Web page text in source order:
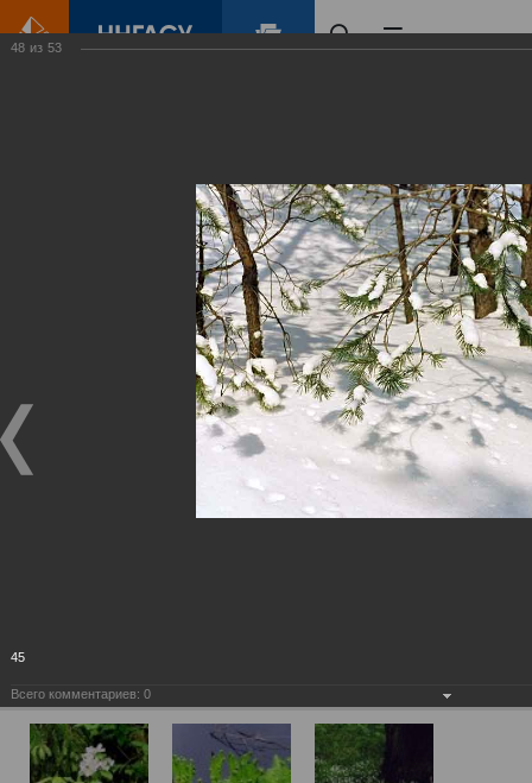
Виртуальные
выставки
(фотоальбомы)
48 из 53
45
Всего комментариев: 0